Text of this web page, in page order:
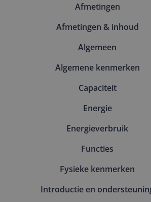
Afmetingen
Afmetingen & inhoud
Algemeen
Algemene kenmerken
Capaciteit
Energie
Energieverbruik
Functies
Fysieke kenmerken
Introductie en